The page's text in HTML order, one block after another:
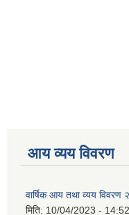
आय व्यय विवरण
वार्षिक आय तथा व्यय
मिति: 10/04/2023 - 14:52